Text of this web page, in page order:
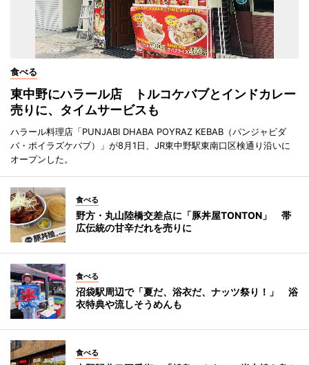
食べる
東中野にハラール店 トルコケバブとインドカレー
売りに、タイムサービスも
ハラール料理店「PUNJABI DHABA POYRAZ KEBAB（パンジャビダ
バ・ポイラズケバブ）」が8月1日、JR東中野駅東南口区検通り沿いに
オープンした。
食べる
野方・丸山陸橋交差点に「豚丼屋TONTON」 帯
広伝統の甘辛だれを売りに
食べる
沼袋駅周辺で「夏だ、浴衣だ、ナッツ祭り！」 浴
衣特典や流しそうめんも
食べる